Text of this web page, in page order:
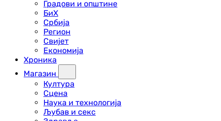
Градови и општине
БиХ
Србија
Регион
Свијет
Економија
Хроника
Магазин
Култура
Сцена
Наука и технологија
Љубав и секс